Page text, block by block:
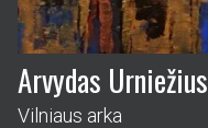
Arvydas Urniežius
Vilniaus arka